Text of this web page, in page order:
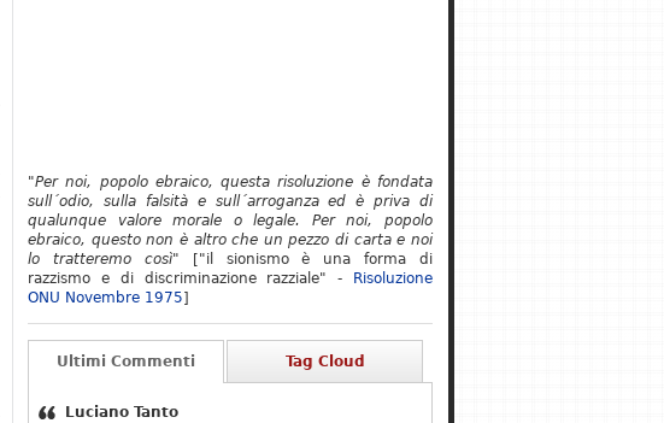
"Per noi, popolo ebraico, questa risoluzione è fondata
sull´odio, sulla falsità e sull´arroganza ed è priva di
qualunque valore morale o legale. Per noi, popolo
ebraico, questo non è altro che un pezzo di carta e noi
lo tratteremo così" ["il sionismo è una forma di
razzismo e di discriminazione razziale" -
Risoluzione
ONU Novembre 1975]
Ultimi Commenti Tag Cloud
Luciano Tanto